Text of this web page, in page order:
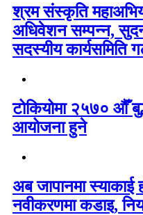
श्रम संस्कृति
अधिवेशन सम्पन्न, सुदन
सदस्यीय कार्यसमिति
टोकियोमा २५७० औँ
आयोजना हुने
अब जापानमा स्याकाई
नवीकरणमा कडाइ,